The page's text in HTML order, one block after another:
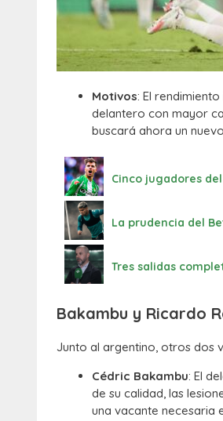
Motivos: El
delantero con mayor
buscará ahora un
Cinco jugadores
La prudencia del
Tres salidas
Bakambu y Ricardo
Junto al argentino, otros dos
Cédric Bakambu: El
de su calidad, las
una vacante necesaria